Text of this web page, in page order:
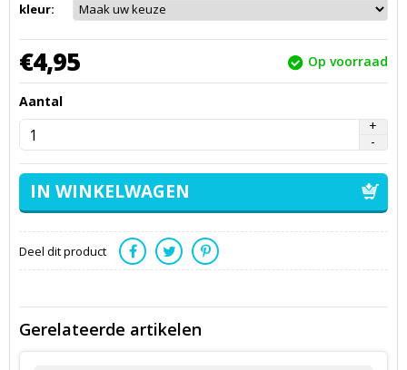
kleur:
€4,95 Op voorraad
Aantal
Deel dit product
Gerelateerde artikelen